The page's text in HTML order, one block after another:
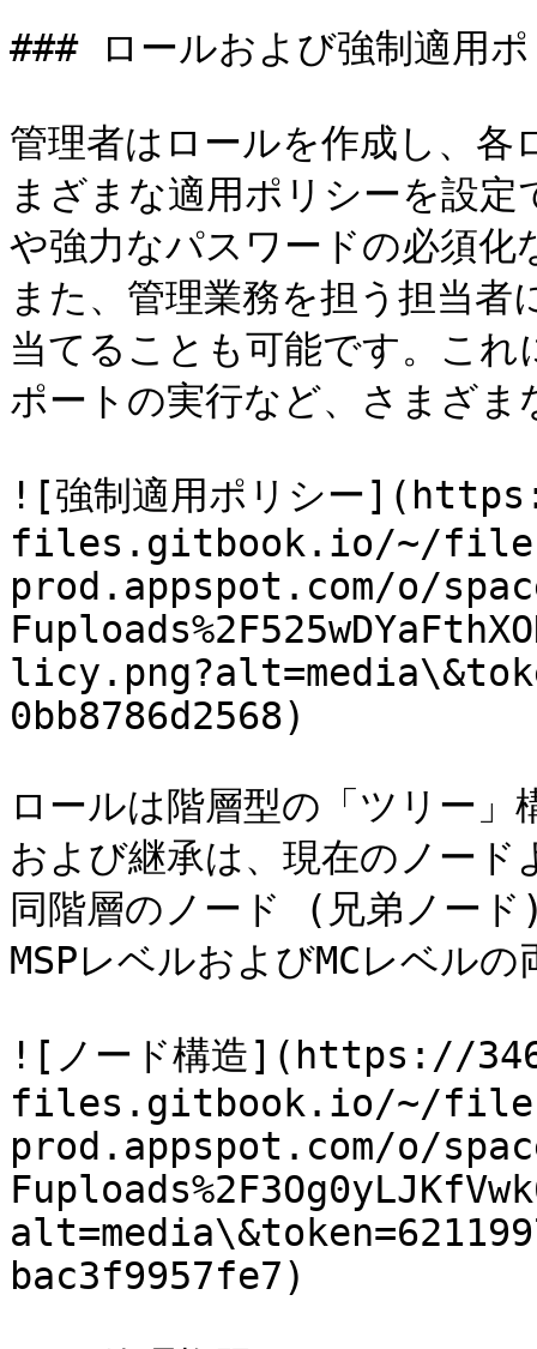
### ロールおよび強制適用
管理者はロールを作成し、
まざまな適用ポリシーを設
や強力なパスワードの必須化
また、管理業務を担う担当
当てることも可能です。こ
ポートの実行など、さまざ
![強制適用ポリシー
files.gitbook.io/~/
prod.appspot.com/o/
0bb8786d2568)
ロールは階層型の「ツリー
および継承は、現在のノー
同階層のノード (兄弟ノー
MSPレベルおよびMCレベル
![ノード構造](https://
files.gitbook.io/~/
prod.appspot.com/o/
bac3f9957fe7)